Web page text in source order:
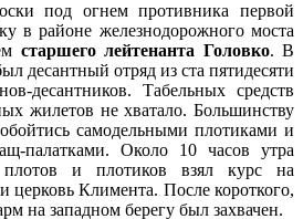
под огнем противника первой
в районе железнодорожного моста
старшего лейтенанта Головко. В
десантный отряд из ста пятидесяти
десантников. Табельных средств
жилетов не хватало. Большинству
самодельными плотиками и
палатками. Около 10 часов утра
плотов и плотиков взял курс на
Климента. После короткого,
на западном берегу был захвачен.